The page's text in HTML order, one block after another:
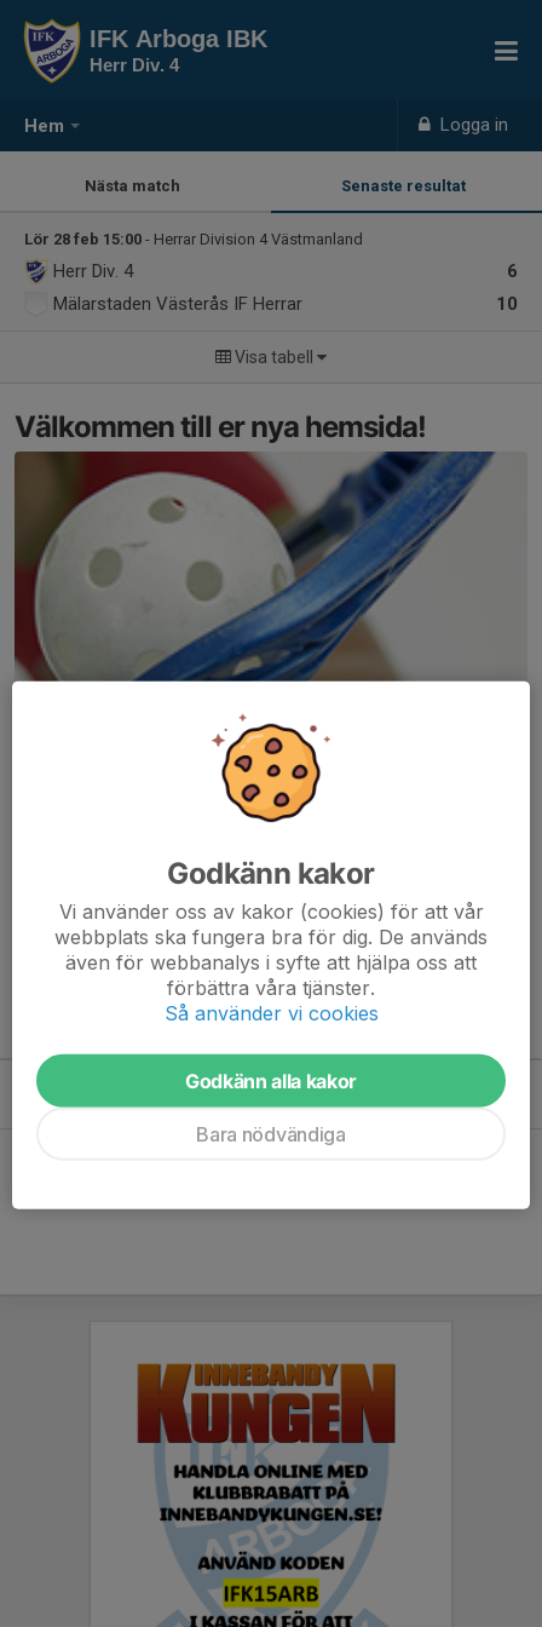
Hem Logga in
IFK Arboga IBK
Herr Div. 4
Nästa match Senaste resultat
Lör 28 feb 15:00 - Herrar Division 4 Västmanland
6
Herr Div. 4
10
Mälarstaden Västerås IF Herrar
Visa tabell
Välkommen till er nya hemsida!
att kunna börja administrera hemsidan loggar du in högst upp till
/Svenskalag.se
Tor 13/8
18:00-19:00
Uppstart
Vasahallen
Godkänn kakor
Vi använder oss av kakor (cookies) för att vår
webbplats ska fungera bra för dig. De används
även för webbanalys i syfte att hjälpa oss att
förbättra våra tjänster.
Så använder vi cookies
Godkänn alla kakor
Bara nödvändiga